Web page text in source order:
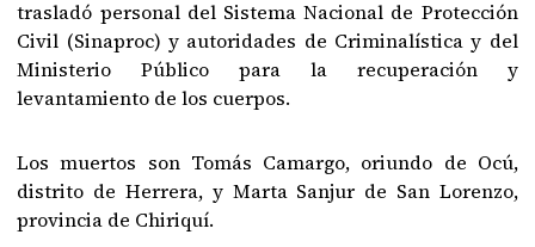
trasladó personal del Sistema Nacional de Protección
Civil (Sinaproc) y autoridades de Criminalística y del
Ministerio Público para la recuperación y
levantamiento de los cuerpos.
Los muertos son Tomás Camargo, oriundo de Ocú,
distrito de Herrera, y Marta Sanjur de San Lorenzo,
provincia de Chiriquí.